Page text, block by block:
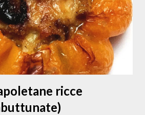
ricce